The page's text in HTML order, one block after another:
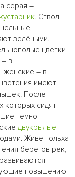
серая –
кустарник. Ствол
зелёными.
цветки
в
, женские – в
имеют
После
которых сидят
тёмно-
двукрылые
Живёт ольха
берегов рек,
повышению